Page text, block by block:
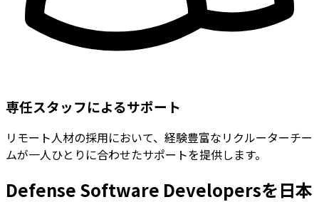
専任スタッフによるサポート
リモート人材の採用において、経験豊富なリクルーターチー
ムが一人ひとりに合わせたサポートを提供します。
Defense Software Developersを日本